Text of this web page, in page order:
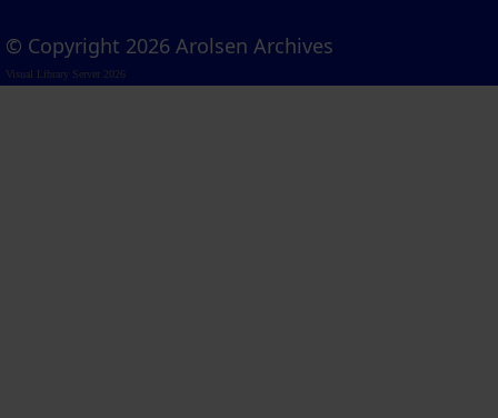
© Copyright 2026 Arolsen Archives
Visual Library Server 2026